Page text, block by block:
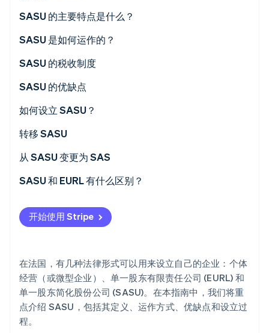
Stripe Sessions 2026
了解 Stripe 如何为 AI 构建经济基础设施。
立即观看
SASU 的主要特点是什么？
股本
SASU 是如何运作的？
SASU 的税收制度
唯一股东的税收地位
主席的税收地位
SASU 的优缺点
优点
缺点
如何设立 SASU？
相关费用
转移 SASU
从 SASU 变更为 SAS
SASU 和 EURL 有什么区别？
开始使用 Stripe
在法国，有几种法律形式可以用来设立自己的企业：个体
经营（或微型企业）、单一股东有限责任公司 (EURL) 和
单一股东简化股份公司 (SASU)。在本指南中，我们将重
点介绍 SASU，包括其定义、运作方式、优缺点和设立过
程。